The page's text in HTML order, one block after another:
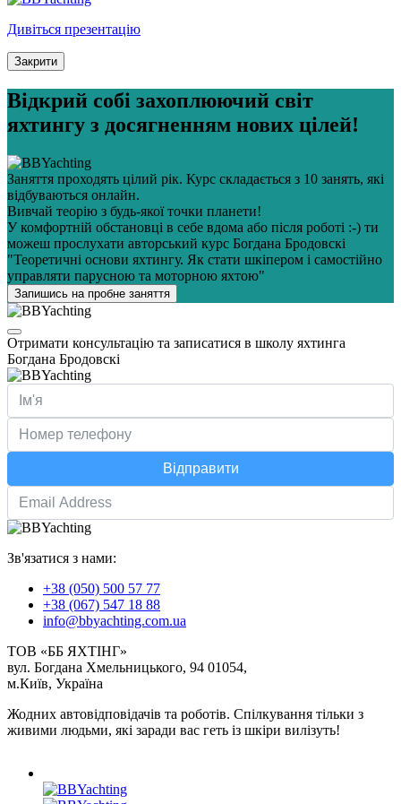
Дивіться презентацію
Закрити
Відкрий собі захоплюючий світ
яхтингу з досягненням нових цілей!
Заняття проходять цілий рік. Курс складається з 10 занять, які
відбуваються онлайн.
Вивчай теорію з будь-якої точки планети!
У комфортній обстановці в себе вдома або після роботі :-) ти
можеш прослухати авторський курс Богдана Бродовскі
"Теоретичні основи яхтингу. Як стати шкіпером і самостійно
управляти парусною та моторною яхтою"
Запишись на пробне заняття
Отримати консультацію та записатися в школу яхтинга
Богдана Бродовскі
Відправити
Зв'язатися з нами:
+38 (050) 500 57 77
+38 (067) 547 18 88
info@bbyachting.com.ua
ТОВ «ББ ЯХТІНГ»
вул. Богдана Хмельницького, 94 01054,
м.Київ, Україна
Жодних автовідповідачів та роботів. Спілкування тільки з
живими людьми, які заради вас геть із шкіри вилізуть!